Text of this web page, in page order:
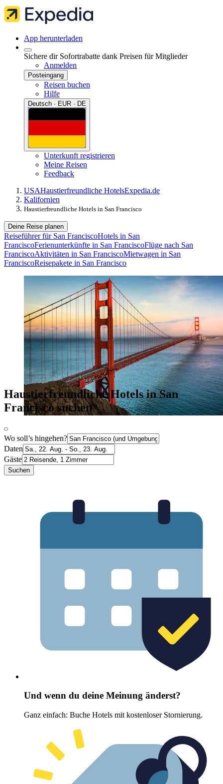
App herunterladen
Sichere dir Sofortrabatte dank Preisen für Mitglieder
Anmelden
Posteingang
Reisen buchen
Hilfe
Deutsch · EUR · DE
Unterkunft registrieren
Meine Reisen
Feedback
USAHaustierfreundliche HotelsExpedia.de
Kalifornien
Haustierfreundliche Hotels in San Francisco
Deine Reise planen
Reiseführer für San FranciscoHotels in San
FranciscoFerienunterkünfte in San FranciscoFlüge nach San
FranciscoAktivitäten in San FranciscoMietwagen in San
FranciscoReisepakete in San Francisco
Haustierfreundliche Hotels in San
Francisco suchen
Wo soll’s hingehen?
Daten
Gäste
Suchen
Und wenn du deine Meinung änderst?
Ganz einfach: Buche Hotels mit kostenloser Stornierung.